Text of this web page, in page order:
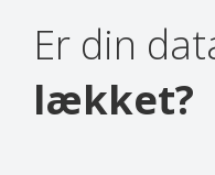
Er din
lækket?